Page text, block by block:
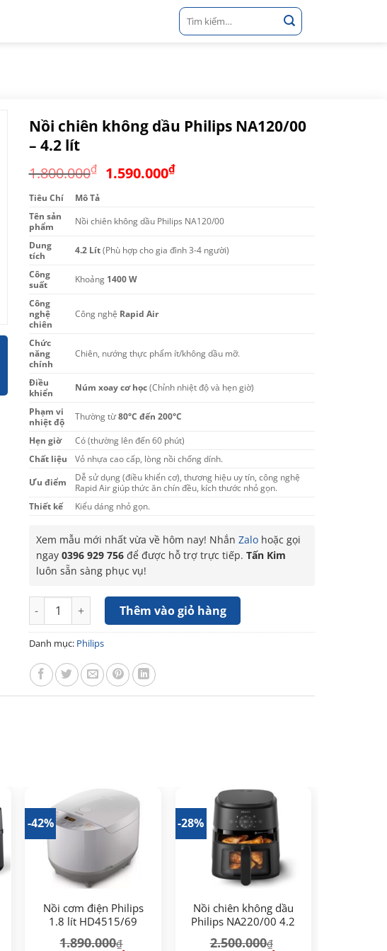
Tìm
kiếm:
Nồi chiên không dầu Philips NA120/00
– 4.2 lít
1.800.000₫ Giá
1.800.000₫.
1.590.000₫Giá
là:
Tiêu Chí
Mô Tả
Tên sản
phẩm
Nồi chiên không dầu Philips NA120/00
Dung
tích
4.2 Lít(Phù hợp cho gia đình 3-4 người)
Công
suất
Khoảng 1400 W
Công
nghệ
chiên
Công nghệ Rapid Air
Chức
năng
chính
Chiên, nướng thực phẩm ít/không dầu mỡ.
Điều
khiển
Núm xoay cơ học(Chỉnh nhiệt độ và hẹn giờ)
Phạm vi
nhiệt độ
Thường từ80°C đến 200°C
Hẹn giờ
Có (thường lên đến 60 phút)
Chất liệu
Vỏ nhựa cao cấp, lòng nồi chống dính.
Ưu điểm
Dễ sử dụng (điều khiển cơ), thương hiệu uy tín, công nghệ
Rapid Air giúp thức ăn chín đều, kích thước nhỏ gọn.
Thiết kế
Kiểu dáng nhỏ gọn.
Xem mẫu mới nhất vừa về hôm nay! Nhắn Zalohoặc gọi
ngay 0396 929 756để được hỗ trợ trực tiếp. Tấn Kim
luôn sẵn sàng phục vụ!
Nồi chiên không dầu Philips NA120/00 - 4.2 lít số lượng
Thêm vào giỏ hàng
Danh mục: Philips
-42%
Nồi cơm điện Philips
1.8 lít HD4515/69
1.890.000₫
-28%
Nồi chiên không dầu
Philips NA220/00 4.2
2.500.000₫